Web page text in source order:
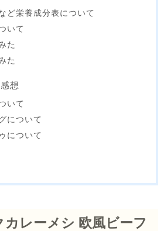
ど栄養成分表について
いて
た
た
想
いて
について
について
カレーメシ 欧風ビーフ